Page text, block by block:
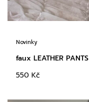
Novinky
faux LEATHER PANTS
550 Kč